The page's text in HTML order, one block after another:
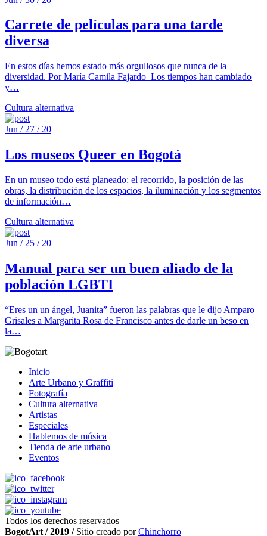
Carrete de películas para una tarde
diversa
En estos días hemos estado más orgullosos que nunca de la
diversidad. Por María Camila Fajardo Los tiempos han cambiado
y…
Cultura alternativa
Jun / 27 / 20
Los museos Queer en Bogotá
En un museo todo está planeado: el recorrido, la posición de las
obras, la distribución de los espacios, la iluminación y los segmentos
de información…
Cultura alternativa
Jun / 25 / 20
Manual para ser un buen aliado de la
población LGBTI
“Eres un un ángel, Juanita” fueron las palabras que le dijo Amparo
Grisales a Margarita Rosa de Francisco antes de darle un beso en
la…
Inicio
Arte Urbano y Graffiti
Fotografía
Cultura alternativa
Artistas
Especiales
Hablemos de música
Tienda de arte urbano
Eventos
Todos los derechos reservados
BogotArt / 2019 /Sitio creado porChinchorro